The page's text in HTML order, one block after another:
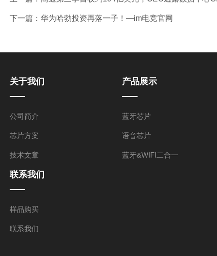
下一篇： 华为哈勃投资再落一子！—im电竞官网
关于我们
公司简介
芯片方案
技术文章
产品展示
蓝牙芯片
语音芯片
蓝牙&WIFI二合一
联系我们
样品购买
联系我们